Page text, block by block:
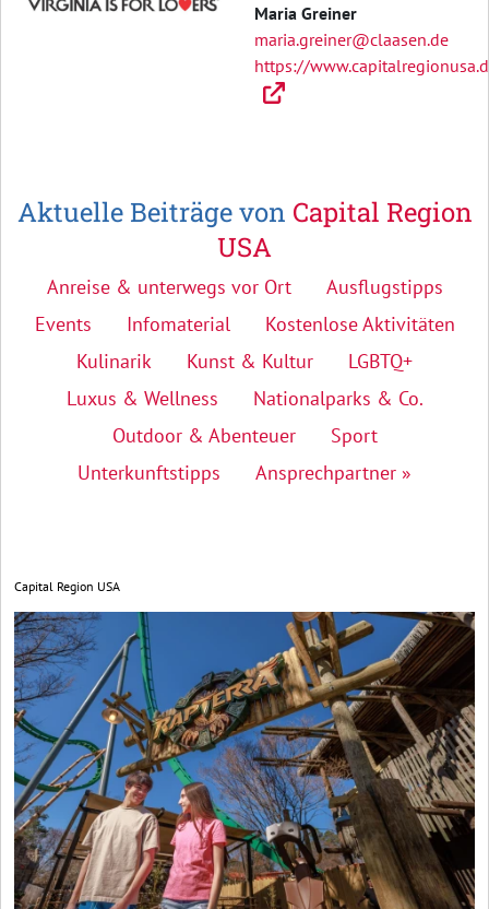
Maria Greiner
maria.greiner@claasen.de
https://
Aktuelle Beiträge von Capital Region
USA
Anreise & unterwegs vor Ort
Ausflugstipps
Events
Infomaterial
Kostenlose Aktivitäten
Kulinarik
Kunst & Kultur
LGBTQ+
Luxus & Wellness
Nationalparks & Co.
Outdoor & Abenteuer
Sport
Unterkunftstipps
Ansprechpartner »
Capital Region USA